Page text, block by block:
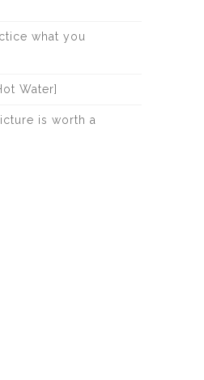
what you
Water]
is worth a